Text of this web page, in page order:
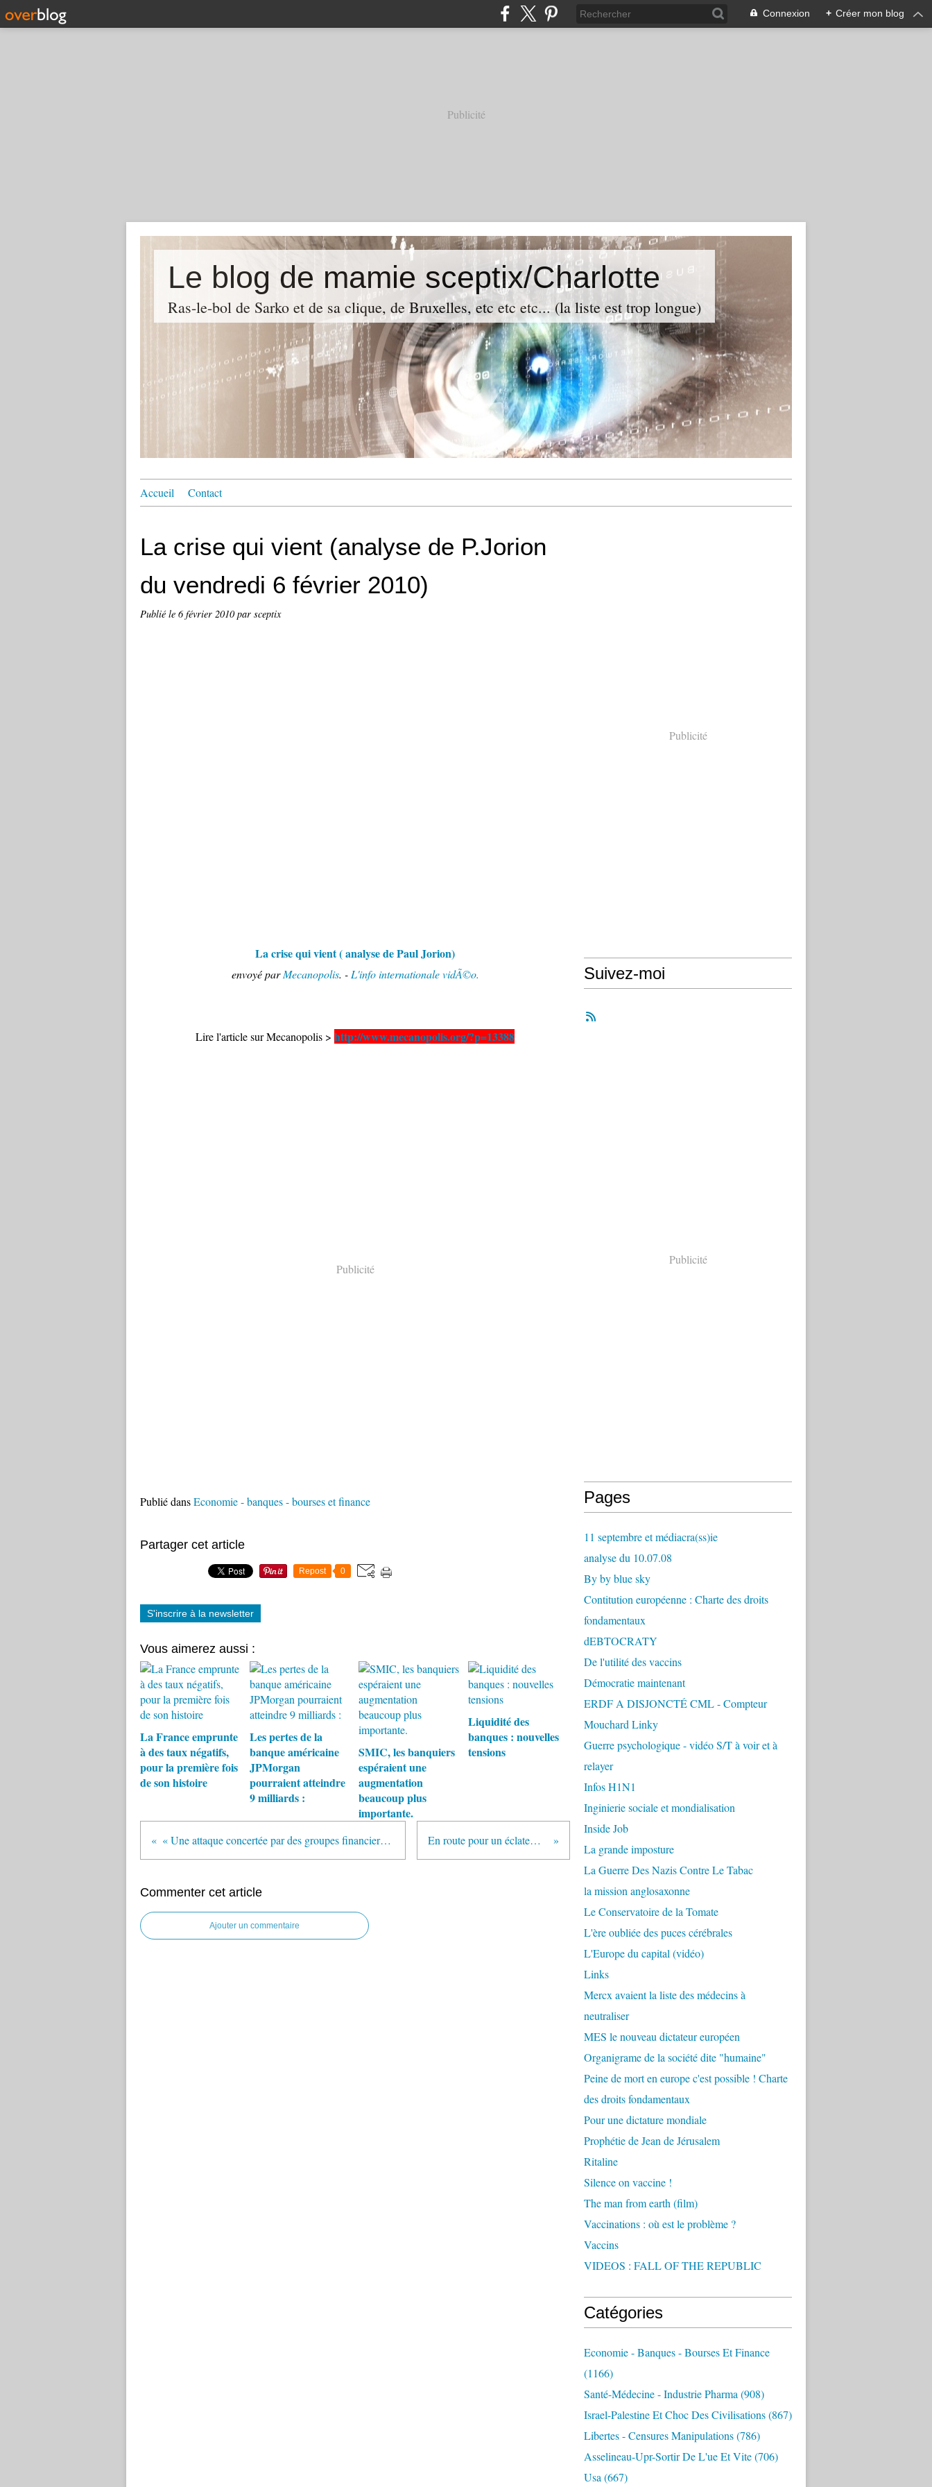
Connexion + Créer mon blog
Publicité
Le blog de mamie sceptix/Charlotte
Ras-le-bol de Sarko et de sa clique, de Bruxelles, etc etc etc... (la liste est trop longue)
Accueil Contact
La crise qui vient (analyse de P.Jorion
du vendredi 6 février 2010)
Publié le 6 février 2010par sceptix
La crise qui vient ( analyse de Paul Jorion)
envoyé parMecanopolis. - L'info internationale vidÃ©o.
Lire l'article sur Mecanopolis > http://www.mecanopolis.org/?p=13388
Publicité
Publié dansEconomie - banques - bourses et finance
Partager cet article
Repost 0
S'inscrire à la newsletter
Vous aimerez aussi :
La France emprunte
à des taux négatifs,
pour la première fois
de son histoire
Les pertes de la
banque américaine
JPMorgan
pourraient atteindre
9 milliards :
SMIC, les banquiers
espéraient une
augmentation
beaucoup plus
importante.
Liquidité des
banques : nouvelles
tensions
« Une attaque concertée par des groupes financiers est en cours contre l’euro » (vidéos) En route pour un éclatement de la zone euro ?
Commenter cet article
Ajouter un commentaire
Publicité
Suivez-moi
Publicité
Pages
11 septembre et médiacra(ss)ie
analyse du 10.07.08
By by blue sky
Contitution européenne : Charte des droits
fondamentaux
dEBTOCRATY
De l'utilité des vaccins
Démocratie maintenant
ERDF A DISJONCTÉ CML - Compteur
Mouchard Linky
Guerre psychologique - vidéo S/T à voir et à
relayer
Infos H1N1
Inginierie sociale et mondialisation
Inside Job
La grande imposture
La Guerre Des Nazis Contre Le Tabac
la mission anglosaxonne
Le Conservatoire de la Tomate
L'ère oubliée des puces cérébrales
L'Europe du capital (vidéo)
Links
Mercx avaient la liste des médecins à
neutraliser
MES le nouveau dictateur européen
Organigrame de la société dite "humaine"
Peine de mort en europe c'est possible ! Charte
des droits fondamentaux
Pour une dictature mondiale
Prophétie de Jean de Jérusalem
Ritaline
Silence on vaccine !
The man from earth (film)
Vaccinations : où est le problème ?
Vaccins
VIDEOS : FALL OF THE REPUBLIC
Catégories
Economie - Banques - Bourses Et Finance
(1166)
Santé-Médecine - Industrie Pharma (908)
Israel-Palestine Et Choc Des Civilisations(867)
Libertes - Censures Manipulations(786)
Asselineau-Upr-Sortir De L'ue Et Vite(706)
Usa (667)